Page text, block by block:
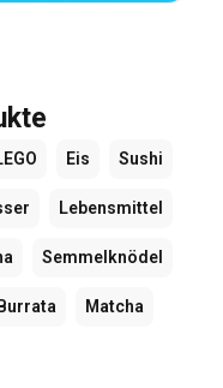
Eis Sushi
Lebensmittel
Semmelknödel
Burrata Matcha